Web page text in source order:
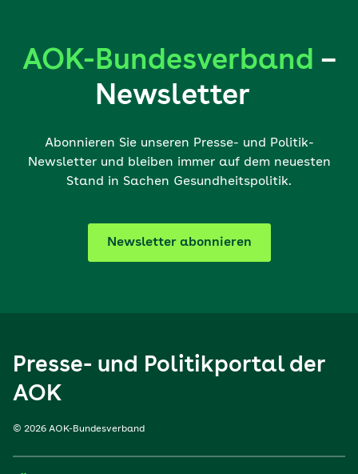
AOK-Bundesverband –
Newsletter
Abonnieren Sie unseren Presse- und Politik-
Newsletter und bleiben immer auf dem neuesten
Stand in Sachen Gesundheitspolitik.
Newsletter abonnieren
Presse- und Politikportal der
AOK
© 2026 AOK-Bundesverband